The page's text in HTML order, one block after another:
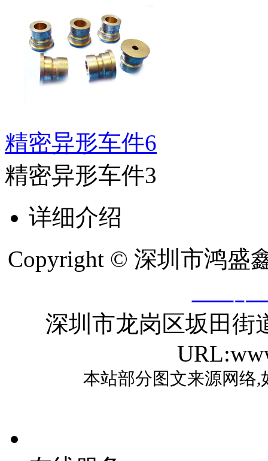
精密异形车件6
精密异形车件3
详细介绍
Copyright © 深圳市鸿盛
深圳市龙岗区坂田
本站部分图文来源网络